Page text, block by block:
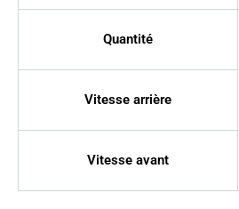
Quantité
Vitesse arrière
Vitesse avant